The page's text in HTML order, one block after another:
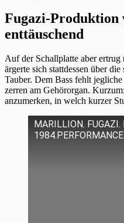
Fugazi-Produktion
enttäuschend
Auf der Schallplatte aber
ärgerte sich stattdessen über
Tauber. Dem Bass fehlt
zerren am Gehörorgan.
anzumerken, in welch kurzer
MARILLION. FUGAZI.
1984.PERFORMANCE